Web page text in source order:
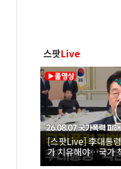
스팟Live
[스팟Live] 李대통
가 치유해야…국가
26.08.07 국가폭력